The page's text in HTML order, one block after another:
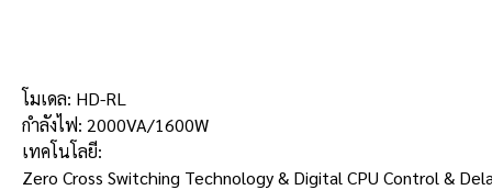
โมเดล: HD-RL
กำลังไฟ: 2000VA/1600W
เทคโนโลยี:
Zero Cross Switching Technology & Digital CPU Control &